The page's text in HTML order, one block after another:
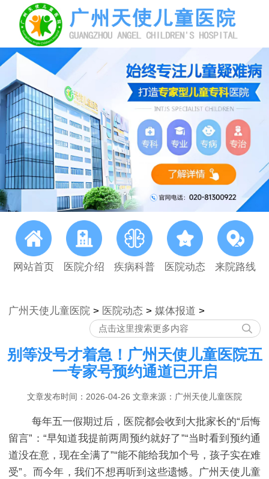
网站首页 医院介绍 疾病科普 医院动态 来院路线
广州天使儿童医院 > 医院动态 > 媒体报道 >
别等没号才着急！广州天使儿童医院五
一专家号预约通道已开启
文章发布时间：2026-04-26 文章来源：广州天使儿童医院
每年五一假期过后，医院都会收到大批家长的“后悔
留言”：“早知道我提前两周预约就好了”“当时看到预约通
道没在意，现在全满了”“能不能给我加个号，孩子实在难
受”。而今年，我们不想再听到这些遗憾。广州天使儿童